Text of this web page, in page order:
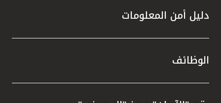
دليل أمن المعلومات
الوظائف